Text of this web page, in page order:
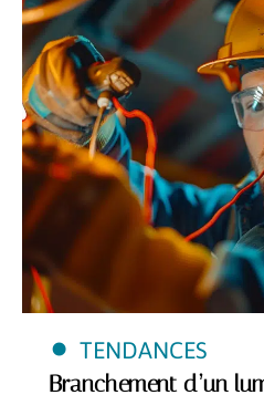
TENDANCES
Branchement d’un